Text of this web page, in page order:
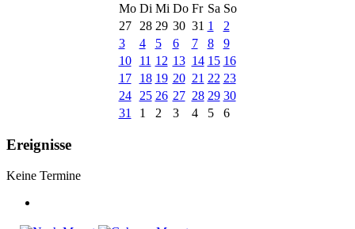
Mo Di Mi Do Fr Sa So
27
28 29 30 31 1
2
3
4 5 6 7 8
9
10
11 12 13 14 15 16
17
18 19 20 21 22 23
24
25 26 27 28 29 30
31
1 2 3 4 5 6
Ereignisse
Keine Termine